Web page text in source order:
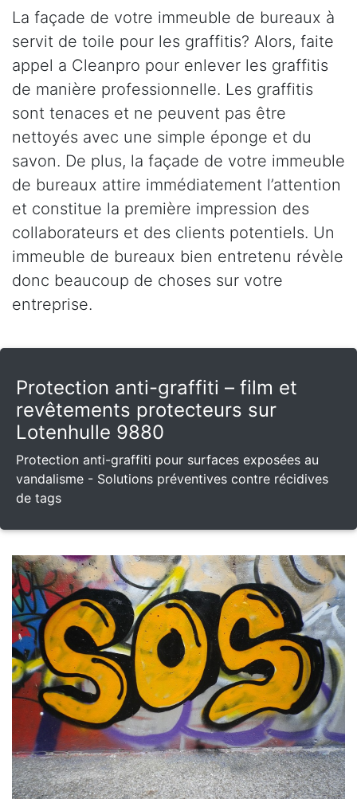
La façade de votre immeuble de bureaux à
servit de toile pour les graffitis? Alors, faite
appel a Cleanpro pour enlever les graffitis
de manière professionnelle. Les graffitis
sont tenaces et ne peuvent pas être
nettoyés avec une simple éponge et du
savon. De plus, la façade de votre immeuble
de bureaux attire immédiatement l’attention
et constitue la première impression des
collaborateurs et des clients potentiels. Un
immeuble de bureaux bien entretenu révèle
donc beaucoup de choses sur votre
entreprise.
Protection anti-graffiti – film et
revêtements protecteurs sur
Lotenhulle 9880
Protection anti-graffiti pour surfaces exposées au
vandalisme - Solutions préventives contre récidives
de tags